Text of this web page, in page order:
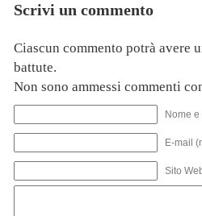
Scrivi un commento
Ciascun commento potrà avere
battute.
Non sono ammessi commenti
Nome
E-mail
Sito